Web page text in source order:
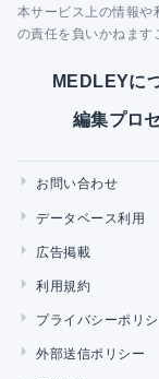
本サービス上の情報や
の責任を負いかねます
MEDLEYに
編集プロ
お問い合わせ
データベース利用
広告掲載
利用規約
プライバシーポリ
外部送信ポリシー